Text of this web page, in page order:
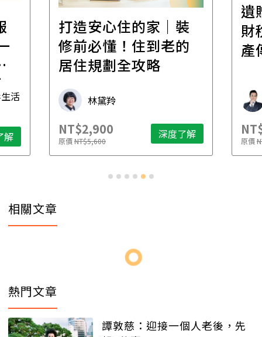
活
解
打造安心住的家｜裝
修前必懂！住到老的
居住規劃全攻略
林黛羚
NT$2,900
原價NT$5,600 深度了解
遺
財
產
原價
相關文章
熱門文章
譚敦慈：迎接一個人老後，先